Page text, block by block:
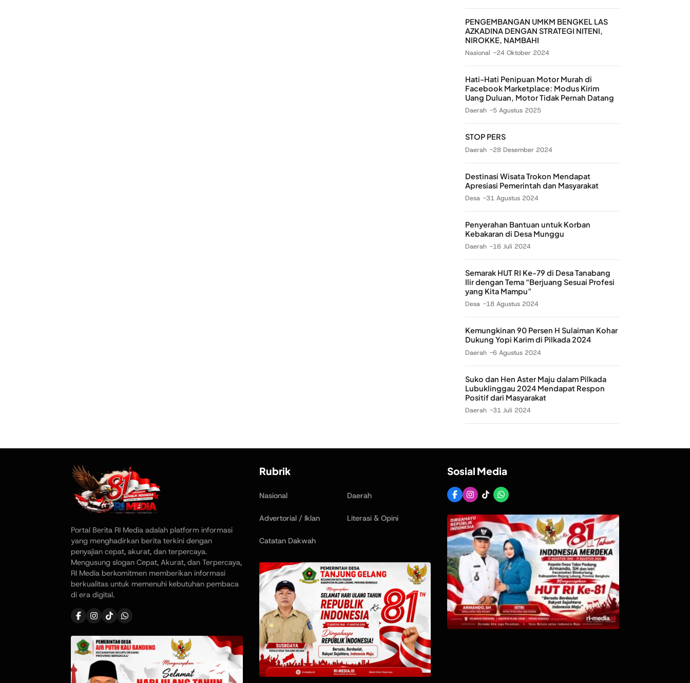
PENGEMBANGAN UMKM BENGKEL LAS
AZKADINA DENGAN STRATEGI NITENI,
NIROKKE, NAMBAHI
Nasional 24 Oktober 2024
Hati-Hati Penipuan Motor Murah di
Facebook Marketplace: Modus Kirim
Uang Duluan, Motor Tidak Pernah Datang
Daerah 5 Agustus 2025
STOP PERS
Daerah 28 Desember 2024
Destinasi Wisata Trokon Mendapat
Apresiasi Pemerintah dan Masyarakat
Desa 31 Agustus 2024
Penyerahan Bantuan untuk Korban
Kebakaran di Desa Munggu
Daerah 16 Juli 2024
Semarak HUT RI Ke-79 di Desa Tanabang
Ilir dengan Tema “Berjuang Sesuai Profesi
yang Kita Mampu”
Desa 18 Agustus 2024
Kemungkinan 90 Persen H Sulaiman Kohar
Dukung Yopi Karim di Pilkada 2024
Daerah 6 Agustus 2024
Suko dan Hen Aster Maju dalam Pilkada
Lubuklinggau 2024 Mendapat Respon
Positif dari Masyarakat
Daerah 31 Juli 2024
Portal Berita RI Media adalah platform informasi
yang menghadirkan berita terkini dengan
penyajian cepat, akurat, dan terpercaya.
Mengusung slogan Cepat, Akurat, dan Terpercaya,
RI Media berkomitmen memberikan informasi
berkualitas untuk memenuhi kebutuhan pembaca
di era digital.
Rubrik
Nasional Daerah
Advertorial / Iklan Literasi & Opini
Catatan Dakwah
Sosial Media